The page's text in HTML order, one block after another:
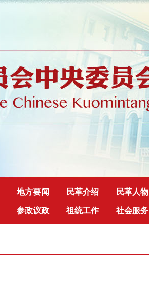
地方要闻 民革介绍 民革人物
参政议政 祖统工作 社会服务